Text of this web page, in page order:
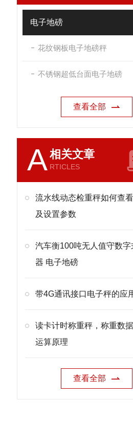
电子地磅
花纹钢板电子地磅秤
不锈钢超低台面电子地磅
查看全部
A相关文章
RTICLES
流水线动态检重秤如何查
及设置参数
汽车衡100吨无人值守数字
器 电子地磅
带4G通讯接口电子秤的应
读卡计时称重秤，称重数
运算原理
查看全部